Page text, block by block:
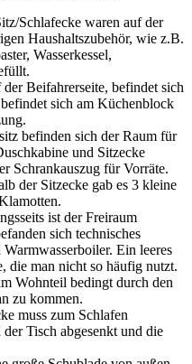
Schlafecke waren auf der
Haushaltszubehör, wie z.B.
Wasserkessel,
Beifahrerseite, befindet sich
sich am Küchenblock
befinden sich der Raum für
und Sitzecke
Schrankauszug für Vorräte.
der Sitzecke gab es 3 kleine
ist der Freiraum
sich technisches
Ein leeres
die man nicht so häufig nutzt.
Wohnteil bedingt durch den
zu kommen.
muss zum Schlafen
Tisch abgesenkt und die